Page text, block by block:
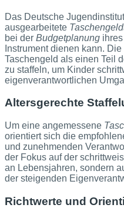
Das Deutsche
ausgearbeitete
bei der Budgetplanung
Instrument dienen kann.
Taschengeld als einen Teil
zu staffeln, um Kinder
eigenverantwortlichen
Altersgerechte
Um eine angemessene
orientiert sich die
und zunehmenden
der Fokus auf der
an Lebensjahren, sondern
der steigenden
Richtwerte und